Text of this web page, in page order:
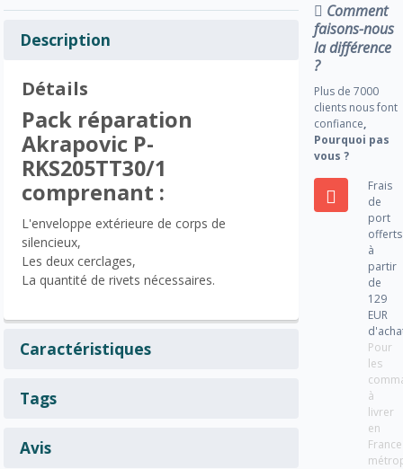
Description
Détails
Pack réparation
Akrapovic P-
RKS205TT30/1
comprenant :
L'enveloppe extérieure de corps de
silencieux,
Les deux cerclages,
La quantité de rivets nécessaires.
Caractéristiques
Tags
Avis
Comment
faisons-nous
la différence
?
Plus de 7000
clients nous font
confiance,
Pourquoi pas
vous ?
Frais
de
port
offerts
à
partir
de
129
EUR
Pour
les
à
livrer
en
France